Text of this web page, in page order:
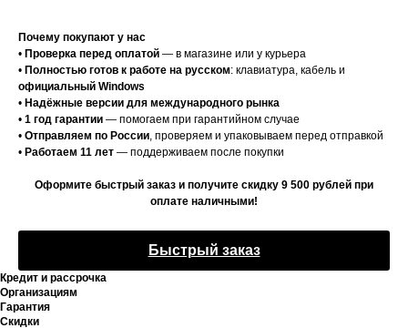
Почему покупают у нас
• Проверка перед оплатой — в магазине или у курьера
• Полностью готов к работе на русском: клавиатура, кабель и
официальный Windows
• Надёжные версии для международного рынка
• 1 год гарантии — помогаем при гарантийном случае
• Отправляем по России, проверяем и упаковываем перед отправкой
• Работаем 11 лет — поддерживаем после покупки
Оформите быстрый заказ и получите скидку 9 500 рублей при
оплате наличными!
Быстрый заказ
Кредит и рассрочка
Организациям
Гарантия
Скидки